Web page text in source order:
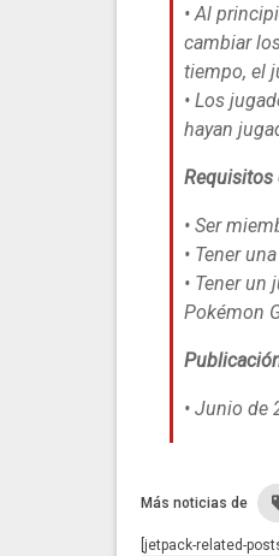
• Al
cambiar
tiempo, el
• Los
hayan
Requisitos
• Ser
• Tener
• Tener un
Pokémon
• Junio de
Más noticias de
[jetpack-related-